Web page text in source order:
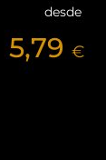
desde
5,79€